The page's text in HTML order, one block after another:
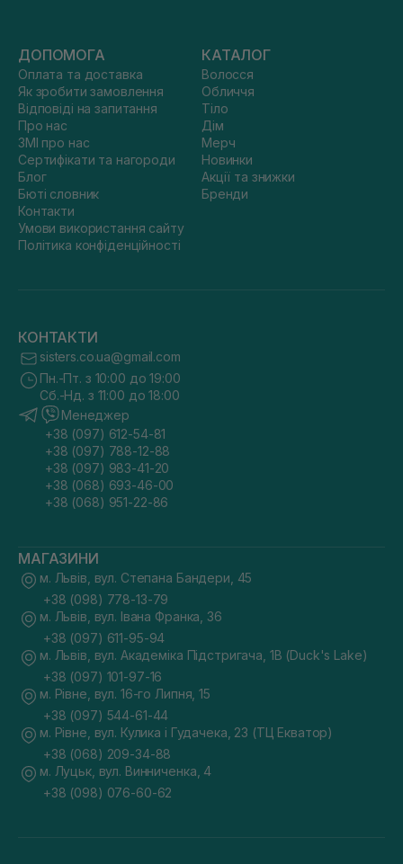
ДОПОМОГА
Оплата та доставка
Як зробити замовлення
Відповіді на запитання
Про нас
ЗМІ про нас
Сертифікати та нагороди
Блог
Бюті словник
Контакти
Умови використання сайту
Політика конфіденційності
КАТАЛОГ
Волосся
Обличчя
Тіло
Дім
Мерч
Новинки
Акції та знижки
Бренди
КОНТАКТИ
sisters.co.ua@gmail.com
Пн.-Пт. з 10:00 до 19:00
Сб.-Нд. з 11:00 до 18:00
Менеджер
+38 (097) 612-54-81
+38 (097) 788-12-88
+38 (097) 983-41-20
+38 (068) 693-46-00
+38 (068) 951-22-86
МАГАЗИНИ
м. Львів, вул. Степана Бандери, 45
+38 (098) 778-13-79
м. Львів, вул. Івана Франка, 36
+38 (097) 611-95-94
м. Львів, вул. Академіка Підстригача, 1В (Duck's Lake)
+38 (097) 101-97-16
м. Рівне, вул. 16-го Липня, 15
+38 (097) 544-61-44
м. Рівне, вул. Кулика і Гудачека, 23 (ТЦ Екватор)
+38 (068) 209-34-88
м. Луцьк, вул. Винниченка, 4
+38 (098) 076-60-62